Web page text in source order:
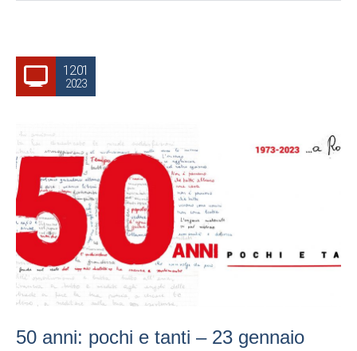
12.01
2023
50 anni: pochi e tanti – 23 gennaio